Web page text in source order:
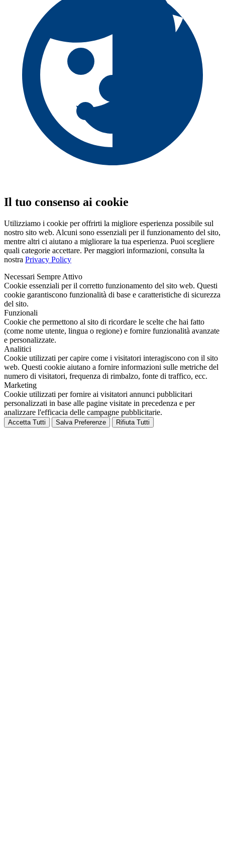
Il tuo consenso ai cookie
Utilizziamo i cookie per offrirti la migliore esperienza possibile sul
nostro sito web. Alcuni sono essenziali per il funzionamento del sito,
mentre altri ci aiutano a migliorare la tua esperienza. Puoi scegliere
quali categorie accettare. Per maggiori informazioni, consulta la
nostra Privacy Policy
Necessari Sempre Attivo
Cookie essenziali per il corretto funzionamento del sito web. Questi
cookie garantiscono funzionalità di base e caratteristiche di sicurezza
del sito.
Funzionali
Cookie che permettono al sito di ricordare le scelte che hai fatto
(come nome utente, lingua o regione) e fornire funzionalità avanzate
e personalizzate.
Analitici
Cookie utilizzati per capire come i visitatori interagiscono con il sito
web. Questi cookie aiutano a fornire informazioni sulle metriche del
numero di visitatori, frequenza di rimbalzo, fonte di traffico, ecc.
Marketing
Cookie utilizzati per fornire ai visitatori annunci pubblicitari
personalizzati in base alle pagine visitate in precedenza e per
analizzare l'efficacia delle campagne pubblicitarie.
Accetta Tutti Salva Preferenze Rifiuta Tutti